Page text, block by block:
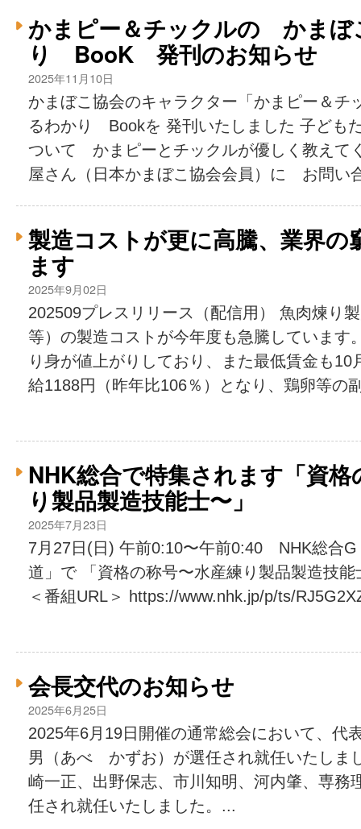
かまピー＆チックルの かま
り BooK 発刊のお知らせ
2025年11月10日
かまぼこ協会のキャラクター「かまピー＆
るわかり Bookを 発刊いたしました 子ども
ついて かまピーとチックルが優しく教えて
屋さん（日本かまぼこ協会会員）に お問い
製造コストが更に高騰、業界の
ます
2025年9月02日
202509プレスリリース（配信用） 魚肉煉り
等）の製造コストが今年度も急騰しています
り身が値上がりしており、また最低賃金も10
給1188円（昨年比106％）となり、鶏卵等の
NHK総合で特集されます「資格
り製品製造技能士〜」
2025年7月23日
7月27日(日) 午前0:10〜午前0:40 NHK総合G
道」で 「資格の称号〜水産練り製品製造技
＜番組URL＞ https://www.nhk.jp/p/ts/
会長交代のお知らせ
2025年6月25日
2025年6月19日開催の通常総会において、代
男（あべ かずお）が選任され就任いたしま
崎一正、出野保志、市川知明、河内肇、専務
任され就任いたしました。...